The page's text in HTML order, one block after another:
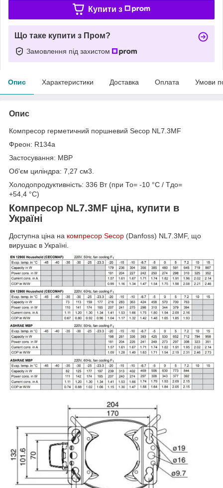
Купити з
Що таке купити з Пром?
Замовлення під захистом
Опис Характеристики Доставка Оплата Умови
Опис
Компресор герметичний поршневий Secop NL7.3MF
Фреон: R134a
Застосування: MBP
Об'єм циліндра: 7,27 см3.
Холодопродуктивність: 336 Вт (при То= -10 °C / Тдо=
+54,4 °C)
Компресор NL7.3MF ціна, купити в
Україні
Доступна ціна на компресор Secop (Danfoss) NL7.3MF, що
вирушає в Україні.